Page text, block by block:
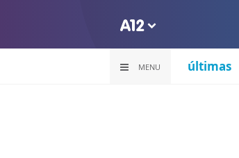
MENU últimas